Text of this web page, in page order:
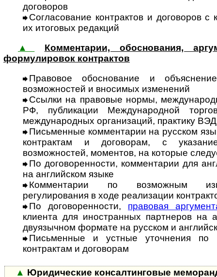
договоров
Согласование контрактов и договоров с
их итоговых редакций
▲
Комментарии, обоснования,
формулировок контрактов
Правовое обоснование и
возможностей и вносимых изменений
Ссылки на правовые нормы,
РФ, публикации Международной
международных организаций, практику ВЭД
Письменные комментарии на рус­ском
конт­рактам и дого­ворам, с
возможностей, моментов, на которые
По договоренности, комментарии для
на английском языке
Комментарии по возможным
регулирования в ходе реализации
По договоренности, правовая
клиента для иностранных партнеров на
двуязычном формате на русском и
Письменные и устные уточнения по
контрактам и договорам
▲ Юридические консалтинговые